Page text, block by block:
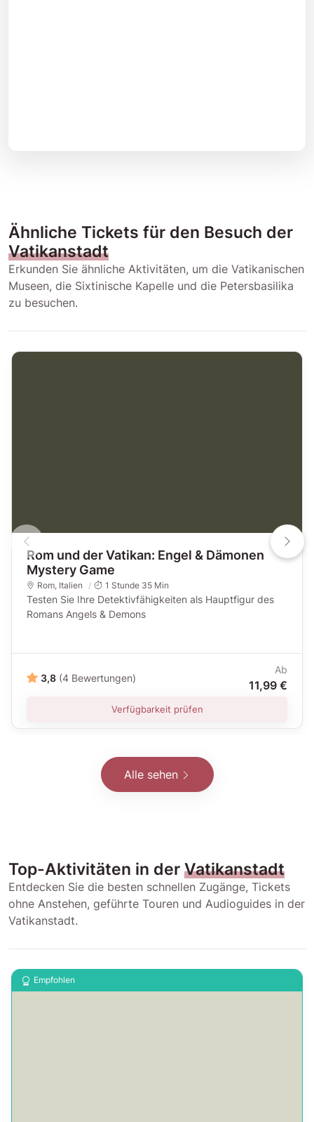
Ähnliche Tickets für den Besuch der
Vatikanstadt
Erkunden Sie ähnliche Aktivitäten, um die Vatikanischen
Museen, die Sixtinische Kapelle und die Petersbasilika
zu besuchen.
Rom und der Vatikan: Engel & Dämonen
Mystery Game
Rom, Italien 1 Stunde 35 Min
Testen Sie Ihre Detektivfähigkeiten als Hauptfigur des
Romans Angels & Demons
3,8 (4 Bewertungen)
Ab
11,99 €
Verfügbarkeit prüfen
Alle sehen
Top-Aktivitäten in der Vatikanstadt
Entdecken Sie die besten schnellen Zugänge, Tickets
ohne Anstehen, geführte Touren und Audioguides in der
Vatikanstadt.
Empfohlen